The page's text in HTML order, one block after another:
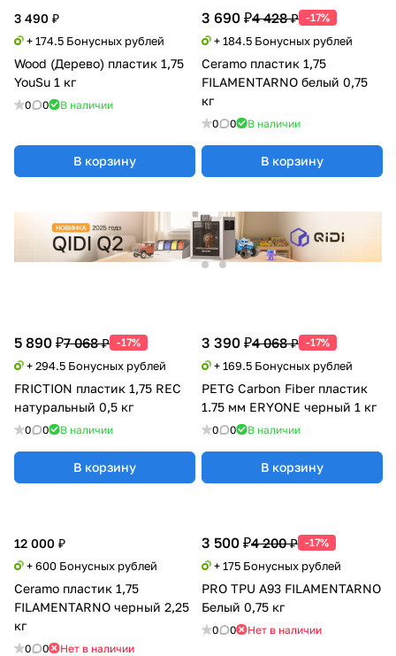
3 490 ₽
+ 174.5 Бонусных рублей
Wood (Дерево) пластик 1,75
YouSu 1 кг
0 0 В наличии
В корзину
3 690 ₽4 428 ₽ -17%
+ 184.5 Бонусных рублей
Ceramo пластик 1,75
FILAMENTARNO белый 0,75
кг
0 0 В наличии
В корзину
5 890 ₽7 068 ₽ -17%
+ 294.5 Бонусных рублей
FRICTION пластик 1,75 REC
натуральный 0,5 кг
0 0 В наличии
В корзину
3 390 ₽4 068 ₽ -17%
+ 169.5 Бонусных рублей
PETG Carbon Fiber пластик
1.75 мм ERYONE черный 1 кг
0 0 В наличии
В корзину
12 000 ₽
+ 600 Бонусных рублей
Ceramo пластик 1,75
FILAMENTARNO черный 2,25
кг
0 0 Нет в наличии
3 500 ₽4 200 ₽ -17%
+ 175 Бонусных рублей
PRO TPU A93 FILAMENTARNO
Белый 0,75 кг
0 0 Нет в наличии